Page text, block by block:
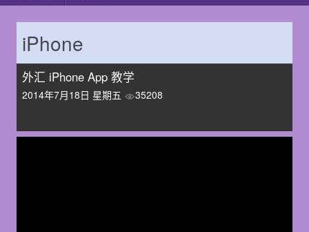
iPhone
外汇 iPhone App 教学
2014年7月18日 星期五 35208